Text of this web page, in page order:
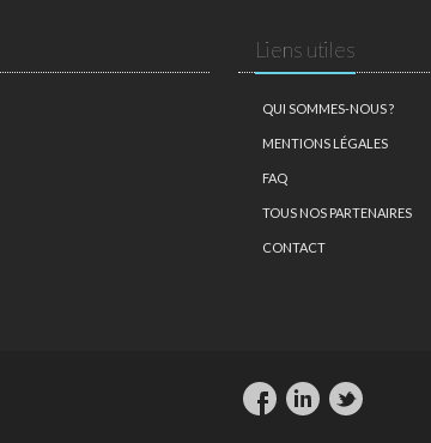
Liens utiles
QUI SOMMES-NOUS ?
MENTIONS LÉGALES
FAQ
TOUS NOS PARTENAIRES
CONTACT